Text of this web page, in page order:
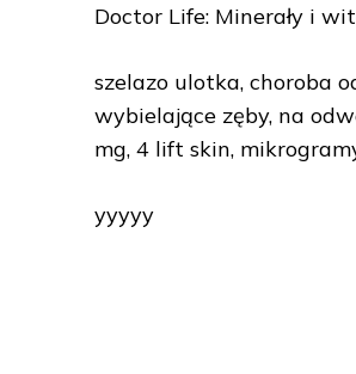
Doctor Life: Minerały i
szelazo ulotka, choroba
wybielające zęby, na
mg, 4 lift skin,
yyyyy